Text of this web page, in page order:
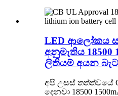
LED ආලෝකය
අනුමැතිය 18500
ලිතියම් අයන
අපි උසස් තත්ත්වයේ
දෙනවා 18500